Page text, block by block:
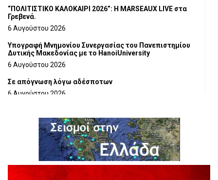
“ΠΟΛΙΤΙΣΤΙΚΟ ΚΑΛΟΚΑΙΡΙ 2026”: Η MARSEAUX LIVE στα
Γρεβενά.
6 Αυγούστου 2026
Υπογραφή Μνημονίου Συνεργασίας του Πανεπιστημίου
Δυτικής Μακεδονίας με το HanoiUniversity
6 Αυγούστου 2026
Σε απόγνωση λόγω αδέσποτων
6 Αυγούστου 2026
6 Αυγούστου 2026
Ολοκληρώνεται η ασφαλτόστρωση της οδού Περιβόλι –
6 Αυγούστου 2026
H παραδοχή λαθών είναι (και) δύναμη